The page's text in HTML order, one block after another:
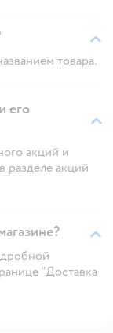
товара.
его
акций и
разделе акций
"Доставка